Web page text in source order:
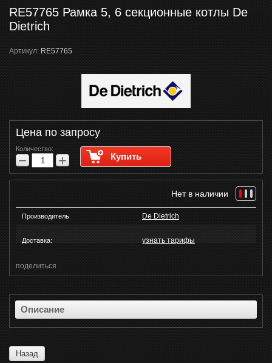
RE57765 Рамка 5, 6 секционные котлы De
Dietrich
Артикул: RE57765
Цена по запросу
Количество:
− + Купить
Нет в наличии
Производитель De Dietrich
Доставка: узнать тарифы
поделиться
Описание
Назад
Свяжитесь с нами через любой удобный
мессенджер!
WhatsApp